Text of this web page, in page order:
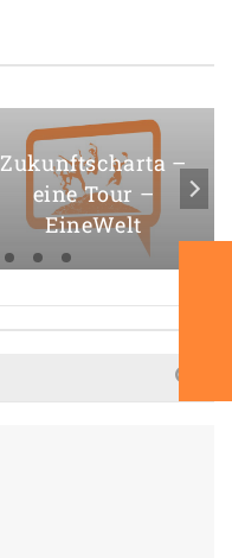
Zukunftscharta –
eine Tour –
EineWelt